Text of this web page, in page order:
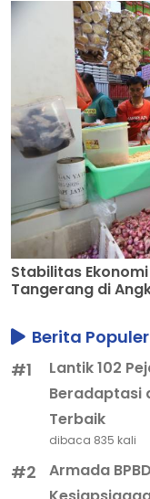
Stabilitas
Tangerang di
Berita Populer
#1
Lantik 102
Beradaptasi
Terbaik
dibaca 835 kali
#2
Armada